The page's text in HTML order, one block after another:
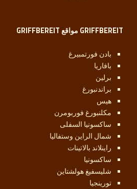
GRIFFBEREIT مواقع GRIFFBEREIT
بادن فورتمبيرغ
بافاريا
برلين
براندنبورغ
هيس
مكلنبورغ فوربومرن
ساكسونيا السفلى
شمال الراين وستفاليا
راينلاند بالاتينات
ساكسونيا
شليسفيغ هولشتاين
تورينجيا